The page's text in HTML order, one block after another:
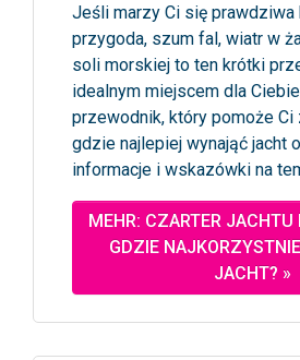
Jeśli marzy Ci się prawdziwa
przygoda, szum fal, wiatr w
soli morskiej to ten krótki
idealnym miejscem dla
przewodnik, który pomoże Ci
gdzie najlepiej wynająć jacht
informacje i wskazówki na
MEHR: CZARTER
GDZIE
JACHT? »